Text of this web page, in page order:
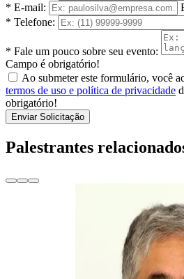
* E-mail:
* Telefone:
* Fale um pouco sobre seu evento:
Campo é obrigatório!
Ao submeter este formulário, você
termos de uso e política de privacidade
obrigatório!
Enviar Solicitação
Palestrantes